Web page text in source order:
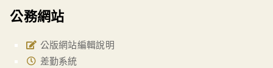
公務網站
公版網站編輯說明
差勤系統